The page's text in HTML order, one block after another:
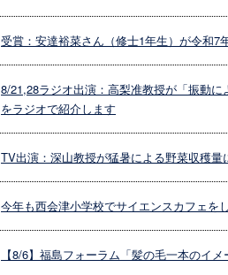
受賞：安達裕菜さん（修士1年生）が令和7
8/21,28ラジオ出演：高梨准教授が「振動
をラジオで紹介します
TV出演：深山教授が猛暑による野菜収穫量
今年も西会津小学校でサイエンスカフェをし
【8/6】福島フォーラム「髪の毛一本のイ